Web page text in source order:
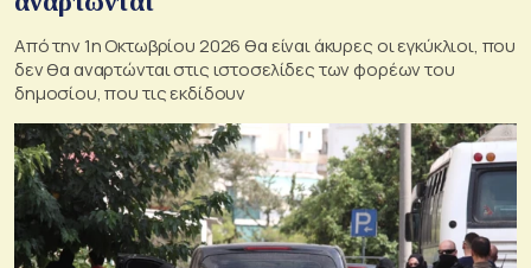
Από την 1η Οκτωβρίου 2026 θα είναι άκυρες οι εγκύκλιοι, που
δεν θα αναρτώνται στις ιστοσελίδες των φορέων του
δημοσίου, που τις εκδίδουν